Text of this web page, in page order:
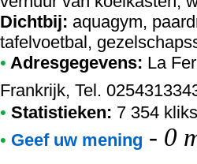
Dichtbij: aquagym,
tafelvoetbal,
• Adresgegevens: La
Frankrijk, Tel.
• Statistieken: 7 354 kliks
• Geef uw mening - 0